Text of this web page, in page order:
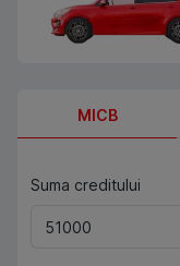
MICB
Suma creditului